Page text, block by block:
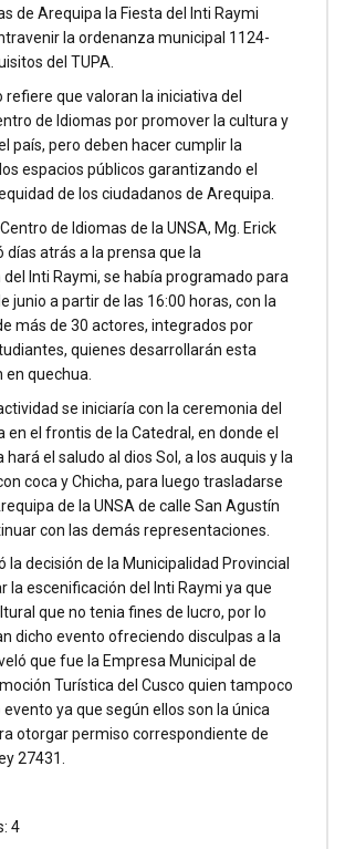
de Arequipa la Fiesta del Inti Raymi
la ordenanza municipal 1124-
del TUPA.
refiere que valoran la iniciativa del
de Idiomas por promover la cultura y
país, pero deben hacer cumplir la
espacios públicos garantizando el
de los ciudadanos de Arequipa.
de Idiomas de la UNSA, Mg. Erick
días atrás a la prensa que la
Inti Raymi, se había programado para
junio a partir de las 16:00 horas, con la
más de 30 actores, integrados por
quienes desarrollarán esta
quechua.
se iniciaría con la ceremonia del
en el frontis de la Catedral, en donde el
el saludo al dios Sol, a los auquis y la
coca y Chicha, para luego trasladarse
de la UNSA de calle San Agustín
con las demás representaciones.
la decisión de la Municipalidad Provincial
la escenificación del Inti Raymi ya que
que no tenia fines de lucro, por lo
dicho evento ofreciendo disculpas a la
que fue la Empresa Municipal de
Turística del Cusco quien tampoco
ya que según ellos son la única
otorgar permiso correspondiente de
27431.
4